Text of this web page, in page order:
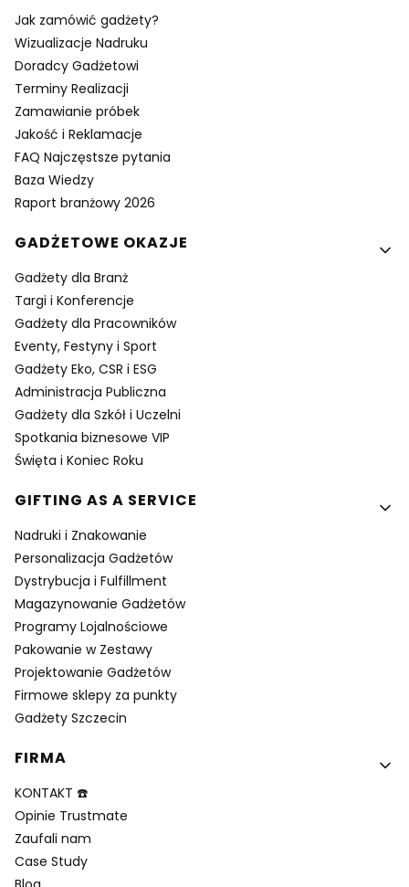
Jak zamówić gadżety?
Wizualizacje Nadruku
Doradcy Gadżetowi
Terminy Realizacji
Zamawianie próbek
Jakość i Reklamacje
FAQ Najczęstsze pytania
Baza Wiedzy
Raport branżowy 2026
GADŻETOWE OKAZJE
Gadżety dla Branż
Targi i Konferencje
Gadżety dla Pracowników
Eventy, Festyny i Sport
Gadżety Eko, CSR i ESG
Administracja Publiczna
Gadżety dla Szkół i Uczelni
Spotkania biznesowe VIP
Święta i Koniec Roku
GIFTING AS A SERVICE
Nadruki i Znakowanie
Personalizacja Gadżetów
Dystrybucja i Fulfillment
Magazynowanie Gadżetów
Programy Lojalnościowe
Pakowanie w Zestawy
Projektowanie Gadżetów
Firmowe sklepy za punkty
Gadżety Szczecin
FIRMA
KONTAKT ☎️
Opinie Trustmate
Zaufali nam
Case Study